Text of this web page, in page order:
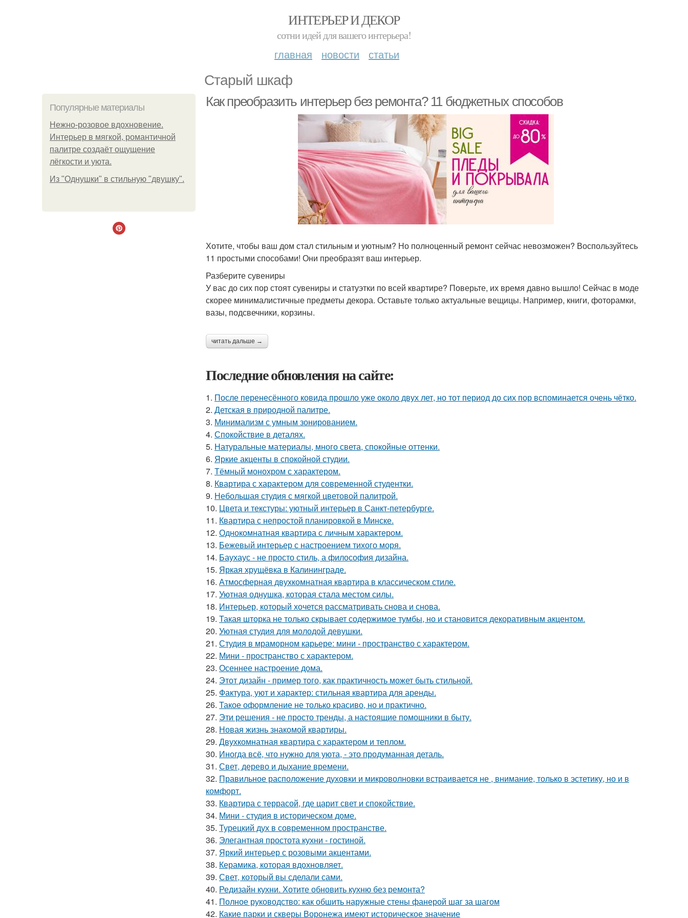
ИНТЕРЬЕР И ДЕКОР
сотни идей для вашего интерьера!
главная новости статьи
Старый шкаф
Популярные материалы
Нежно-розовое вдохновение.
Интерьер в мягкой, романтичной
палитре создаёт ощущение
лёгкости и уюта.
Из "Однушки" в стильную "двушку".
Как преобразить интерьер без ремонта? 11 бюджетных способов
Хотите, чтобы ваш дом стал стильным и уютным? Но полноценный ремонт сейчас невозможен? Воспользуйтесь
11 простыми способами! Они преобразят ваш интерьер.
Разберите сувениры
У вас до сих пор стоят сувениры и статуэтки по всей квартире? Поверьте, их время давно вышло! Сейчас в моде
скорее минималистичные предметы декора. Оставьте только актуальные вещицы. Например, книги, фоторамки,
вазы, подсвечники, корзины.
читать дальше →
Последние обновления на сайте:
1. После перенесённого ковида прошло уже около двух лет, но тот период до сих пор вспоминается очень чётко.
2. Детская в природной палитре.
3. Минимализм с умным зонированием.
4. Спокойствие в деталях.
5. Натуральные материалы, много света, спокойные оттенки.
6. Яркие акценты в спокойной студии.
7. Тёмный монохром с характером.
8. Квартира с характером для современной студентки.
9. Небольшая студия с мягкой цветовой палитрой.
10. Цвета и текстуры: уютный интерьер в Санкт-петербурге.
11. Квартира с непростой планировкой в Минске.
12. Однокомнатная квартира с личным характером.
13. Бежевый интерьер с настроением тихого моря.
14. Баухаус - не просто стиль, а философия дизайна.
15. Яркая хрущёвка в Калининграде.
16. Атмосферная двухкомнатная квартира в классическом стиле.
17. Уютная однушка, которая стала местом силы.
18. Интерьер, который хочется рассматривать снова и снова.
19. Такая шторка не только скрывает содержимое тумбы, но и становится декоративным акцентом.
20. Уютная студия для молодой девушки.
21. Студия в мраморном карьере: мини - пространство с характером.
22. Мини - пространство с характером.
23. Осеннее настроение дома.
24. Этот дизайн - пример того, как практичность может быть стильной.
25. Фактура, уют и характер: стильная квартира для аренды.
26. Такое оформление не только красиво, но и практично.
27. Эти решения - не просто тренды, а настоящие помощники в быту.
28. Новая жизнь знакомой квартиры.
29. Двухкомнатная квартира с характером и теплом.
30. Иногда всё, что нужно для уюта, - это продуманная деталь.
31. Свет, дерево и дыхание времени.
32. Правильное расположение духовки и микроволновки встраивается не , внимание, только в эстетику, но и в
комфорт.
33. Квартира с террасой, где царит свет и спокойствие.
34. Мини - студия в историческом доме.
35. Турецкий дух в современном пространстве.
36. Элегантная простота кухни - гостиной.
37. Яркий интерьер с розовыми акцентами.
38. Керамика, которая вдохновляет.
39. Свет, который вы сделали сами.
40. Редизайн кухни. Хотите обновить кухню без ремонта?
41. Полное руководство: как обшить наружные стены фанерой шаг за шагом
42. Какие парки и скверы Воронежа имеют историческое значение